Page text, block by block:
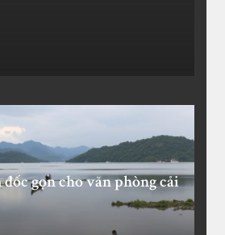
gọn cho văn phòng cải